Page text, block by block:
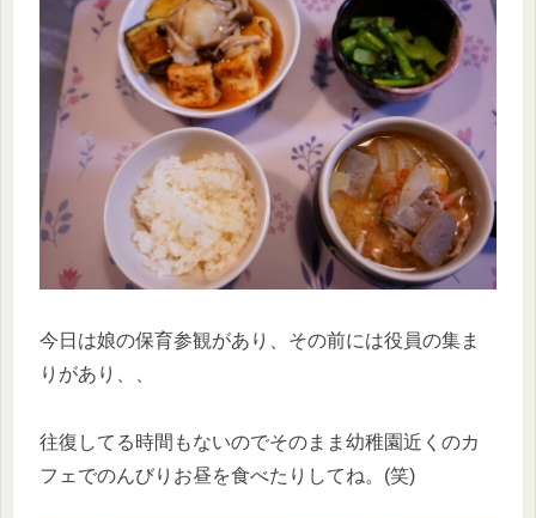
今日は娘の保育参観があり、その前には役員の集ま
りがあり、、
往復してる時間もないのでそのまま幼稚園近くのカ
フェでのんびりお昼を食べたりしてね。(笑)